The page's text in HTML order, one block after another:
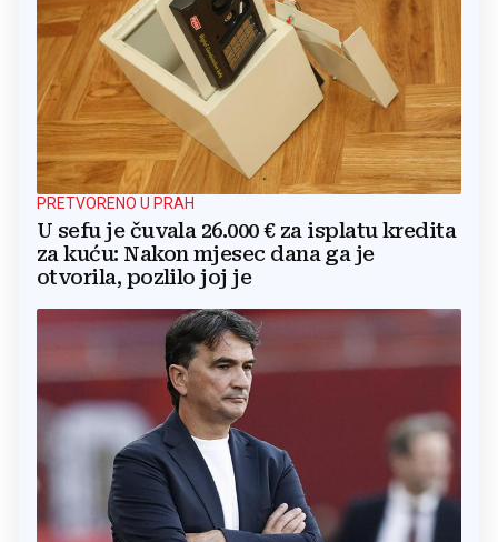
PRETVORENO U PRAH
U sefu je čuvala 26.000 € za isplatu kredita
za kuću: Nakon mjesec dana ga je
otvorila, pozlilo joj je